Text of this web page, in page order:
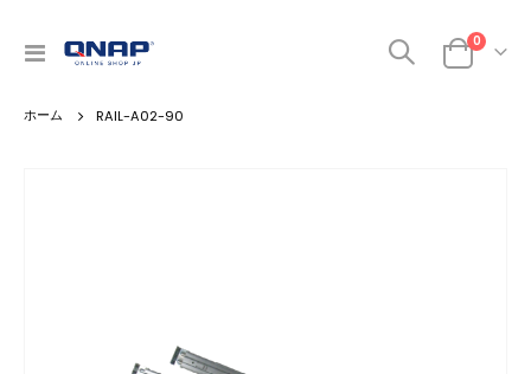
ナ
呼
カート
0商品
RAIL-A02-90